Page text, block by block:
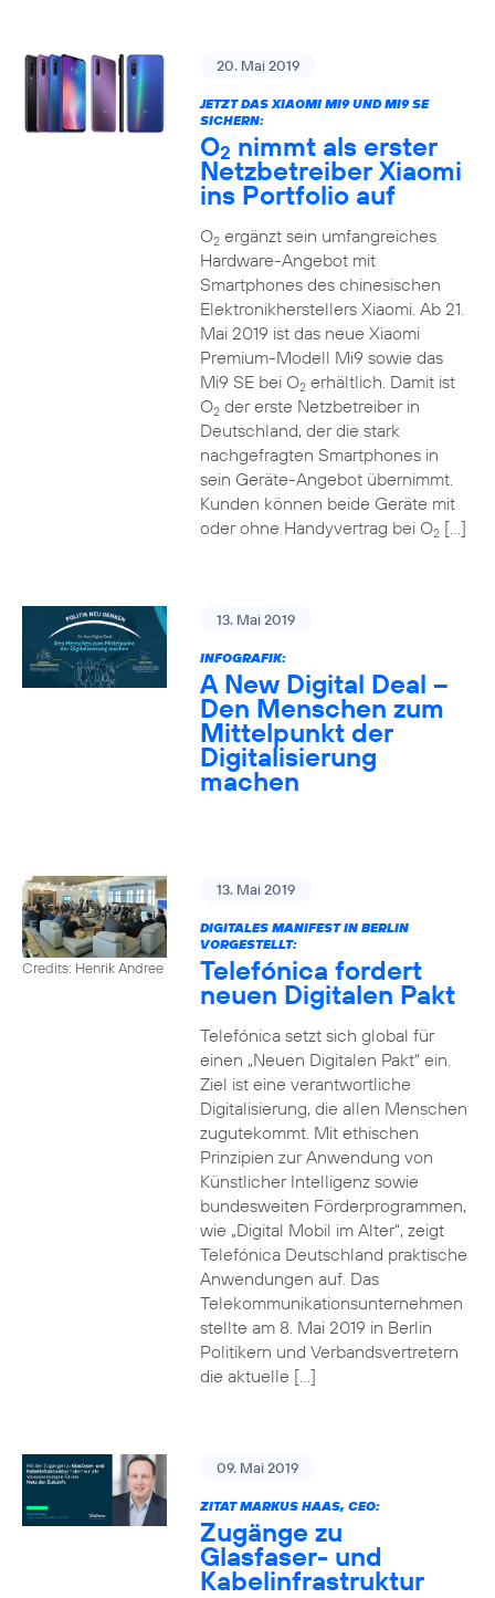
20. Mai 2019
JETZT DAS XIAOMI MI9 UND MI9 SE
SICHERN:
O2 nimmt als erster
Netzbetreiber Xiaomi
ins Portfolio auf
O2ergänzt sein umfangreiches
Hardware-Angebot mit
Smartphones des chinesischen
Elektronikherstellers Xiaomi. Ab 21.
Mai 2019 ist das neue Xiaomi
Premium-Modell Mi9 sowie das
Mi9 SE bei O2erhältlich. Damit ist
O2der erste Netzbetreiber in
Deutschland, der die stark
nachgefragten Smartphones in
sein Geräte-Angebot übernimmt.
Kunden können beide Geräte mit
oder ohne Handyvertrag bei O2[…]
13. Mai 2019
INFOGRAFIK:
A New Digital Deal –
Den Menschen zum
Mittelpunkt der
Digitalisierung
machen
Credits: Henrik Andree
13. Mai 2019
DIGITALES MANIFEST IN BERLIN
VORGESTELLT:
Telefónica fordert
neuen Digitalen Pakt
Telefónica setzt sich global für
einen „Neuen Digitalen Pakt“ ein.
Ziel ist eine verantwortliche
Digitalisierung, die allen Menschen
zugutekommt. Mit ethischen
Prinzipien zur Anwendung von
Künstlicher Intelligenz sowie
bundesweiten Förderprogrammen,
wie „Digital Mobil im Alter“, zeigt
Telefónica Deutschland praktische
Anwendungen auf. Das
Telekommunikationsunternehmen
stellte am 8. Mai 2019 in Berlin
Politikern und Verbandsvertretern
die aktuelle […]
09. Mai 2019
ZITAT MARKUS HAAS, CEO:
Zugänge zu
Glasfaser- und
Kabelinfrastruktur